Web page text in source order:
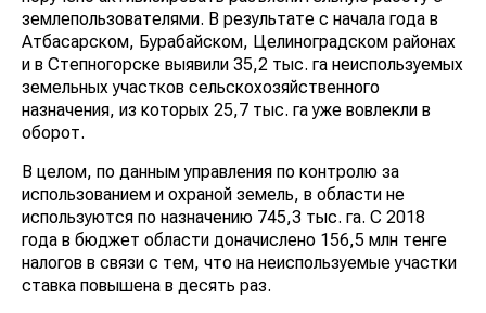
землепользователями. В результате с начала года в
Атбасарском, Бурабайском, Целиноградском районах
и в Степногорске выявили 35,2 тыс. га неиспользуемых
земельных участков сельскохозяйственного
назначения, из которых 25,7 тыс. га уже вовлекли в
оборот.
В целом, по данным управления по контролю за
использованием и охраной земель, в области не
используются по назначению 745,3 тыс. га. С 2018
года в бюджет области доначислено 156,5 млн тенге
налогов в связи с тем, что на неиспользуемые участки
ставка повышена в десять раз.